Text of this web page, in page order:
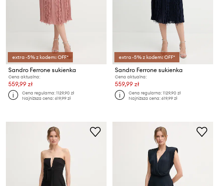
extra -5% z kodem: OFF*
Sandro Ferrone sukienka
Cena aktualna:
559,99 zł
Cena regularna:1129,90 zł
Najniższa cena:619,99 zł
extra -5% z kodem: OFF*
Sandro Ferrone sukienka
Cena aktualna:
559,99 zł
Cena regularna:1129,90 zł
Najniższa cena:619,99 zł